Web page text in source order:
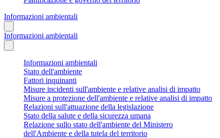
Informazioni ambientali
Informazioni ambientali
Informazioni ambientali
Stato dell'ambiente
Fattori inquinanti
Misure incidenti sull'ambiente e relative analisi di impatto
Misure a protezione dell'ambiente e relative analisi di impatto
Relazioni sull'attuazione della legislazione
Stato della salute e della sicurezza umana
Relazione sullo stato dell'ambiente del Ministero
dell'Ambiente e della tutela del territorio